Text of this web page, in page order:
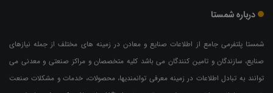
درباره شمستا
شمستا پلتفرمی جامع از اطلاعات صنایع و معادن در زمینه های مختلف از جمله نیازهای
صنایع، سازندگان و تامین کنندگان می باشد کلیه متخصصان و مراکز صنعتی و معدنی می
توانند به تبادل اطلاعات در زمینه معرفی توانمندیها، محصولات، خدمات و مشکلات صنعت